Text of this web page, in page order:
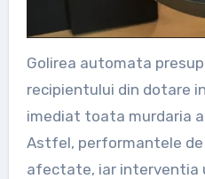
Golirea automata
recipientului din dotare
imediat toata murdaria
Astfel, performantele
afectate, iar interventia